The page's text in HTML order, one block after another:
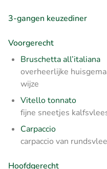
3-gangen keuzediner
Voorgerecht
Bruschetta all’italiana
overheerlijke
wijze
Vitello tonnato
fijne sneetjes
Carpaccio
carpaccio van
Hoofdgerecht